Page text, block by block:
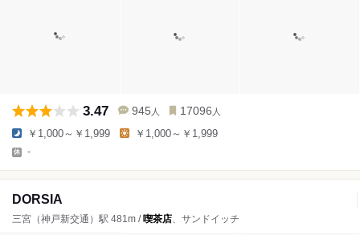
3.47 945 人 17096 人
￥1,000～￥1,999 ￥1,000～￥1,999
-
DORSIA
三宮（神戸新交通）駅 481m /喫茶店、サンドイッチ